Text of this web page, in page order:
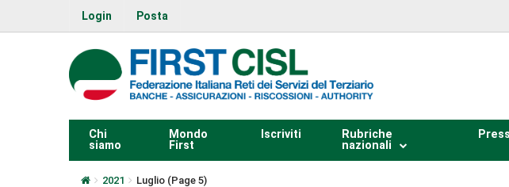
Login Posta
Chi
siamo
Mondo
First
Iscriviti
Rubriche
nazionali
Press
2021 Luglio (Page 5)